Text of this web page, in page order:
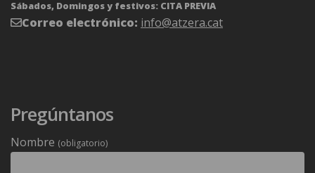
Sábados, Domingos y festivos: CITA PREVIA
Correo electrónico: info@atzera.cat
Pregúntanos
Nombre (obligatorio)